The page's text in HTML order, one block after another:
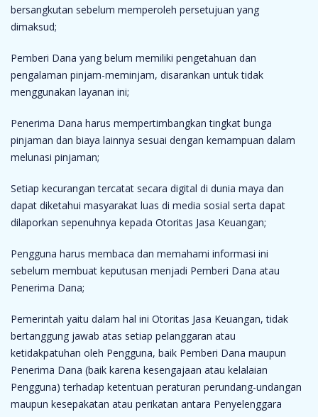
bersangkutan sebelum memperoleh persetujuan yang
dimaksud;
Pemberi Dana yang belum memiliki pengetahuan dan
pengalaman pinjam-meminjam, disarankan untuk tidak
menggunakan layanan ini;
Penerima Dana harus mempertimbangkan tingkat bunga
pinjaman dan biaya lainnya sesuai dengan kemampuan dalam
melunasi pinjaman;
Setiap kecurangan tercatat secara digital di dunia maya dan
dapat diketahui masyarakat luas di media sosial serta dapat
dilaporkan sepenuhnya kepada Otoritas Jasa Keuangan;
Pengguna harus membaca dan memahami informasi ini
sebelum membuat keputusan menjadi Pemberi Dana atau
Penerima Dana;
Pemerintah yaitu dalam hal ini Otoritas Jasa Keuangan, tidak
bertanggung jawab atas setiap pelanggaran atau
ketidakpatuhan oleh Pengguna, baik Pemberi Dana maupun
Penerima Dana (baik karena kesengajaan atau kelalaian
Pengguna) terhadap ketentuan peraturan perundang-undangan
maupun kesepakatan atau perikatan antara Penyelenggara